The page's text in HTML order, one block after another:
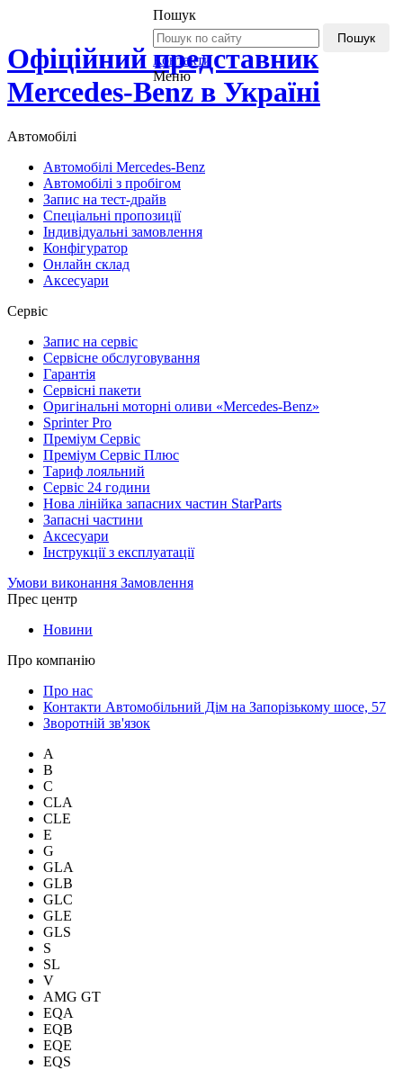
Офіційний представник
Mercedes-Benz в Україні
Пошук
Пошук
Контакти
Меню
Автомобілі
Автомобілі Mercedes-Benz
Автомобілі з пробігом
Запис на тест-драйв
Спеціальні пропозиції
Індивідуальні замовлення
Конфігуратор
Онлайн склад
Аксесуари
Сервіс
Запис на сервіс
Сервісне обслуговування
Гарантія
Сервісні пакети
Оригінальні моторні оливи «Mercedes-Benz»
Sprinter Pro
Преміум Сервіс
Преміум Сервіс Плюс
Тариф лояльний
Сервіс 24 години
Нова лінійка запасних частин StarParts
Запасні частини
Аксесуари
Інструкції з експлуатації
Умови виконання Замовлення
Прес центр
Новини
Про компанію
Про нас
Контакти Автомобільний Дім на Запорізькому шосе, 57
Зворотній зв'язок
A
B
C
CLA
CLE
E
G
GLA
GLB
GLC
GLE
GLS
S
SL
V
AMG GT
EQA
EQB
EQE
EQS